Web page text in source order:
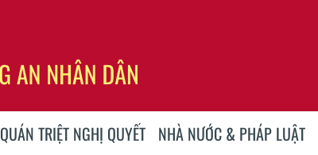
QUÁN TRIỆT NGHỊ QUYẾT NHÀ NƯỚC & PHÁP LUẬT